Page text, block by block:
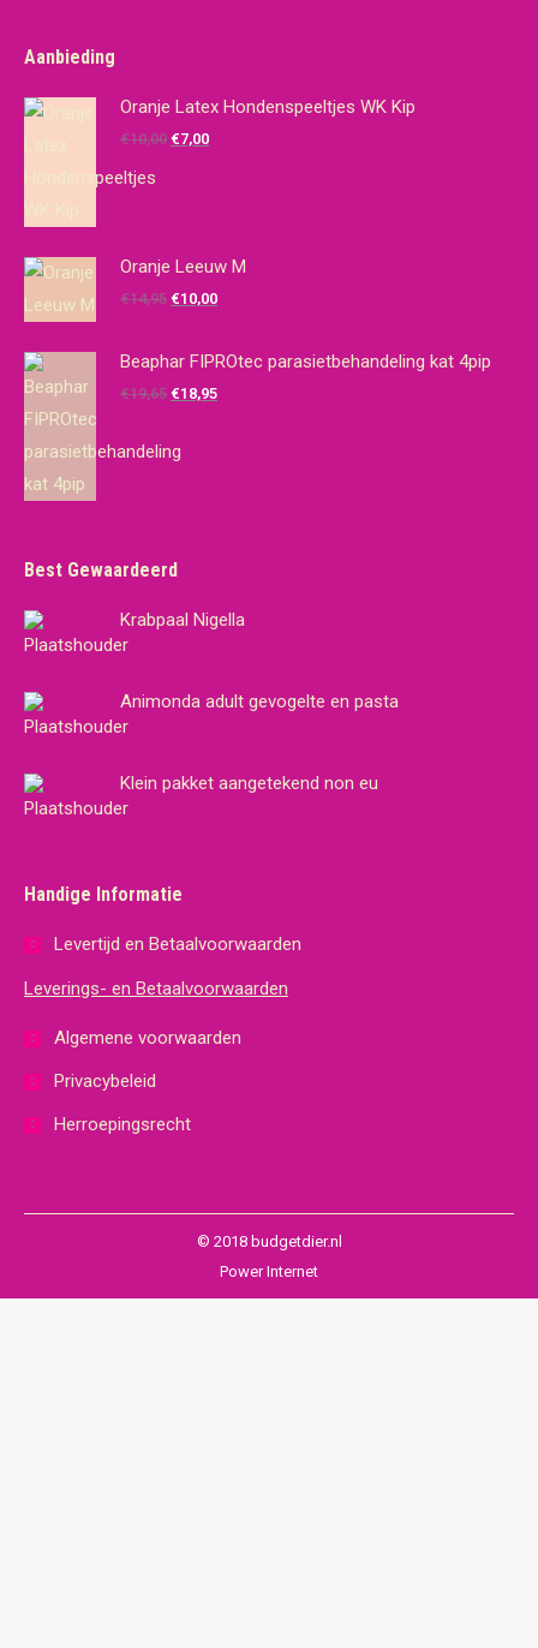
Aanbieding
Oranje Latex Hondenspeeltjes WK Kip
€10,00 Oorspronkelijke
€7,00Huidige
Oranje Leeuw M
€14,95 Oorspronkelijke
was:
€14,95.
€10,00Huidige
is:
€10,00.
Beaphar FIPROtec parasietbehandeling kat 4pip
€19,65 Oorspronkelijke
was:
€18,95Huidige
Best Gewaardeerd
Krabpaal Nigella
Animonda adult gevogelte en pasta
Klein pakket aangetekend non eu
Handige Informatie
Levertijd en Betaalvoorwaarden
Leverings- en Betaalvoorwaarden
Algemene voorwaarden
Privacybeleid
Herroepingsrecht
© 2018 budgetdier.nl
Power Internet